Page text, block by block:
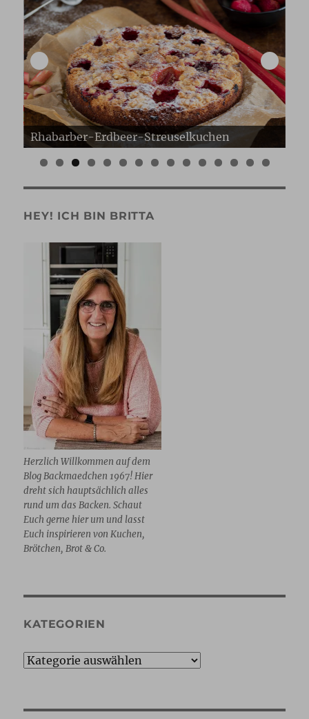
Erdbeer Gugelhupf
0 1 2 3 4 5
HEY! ICH BIN BRITTA
Herzlich Willkommen auf dem
Blog Backmaedchen 1967! Hier
dreht sich hauptsächlich alles
rund um das Backen. Schaut
Euch gerne hier um und lasst
Euch inspirieren von Kuchen,
Brötchen, Brot & Co.
KATEGORIEN
Kategorien